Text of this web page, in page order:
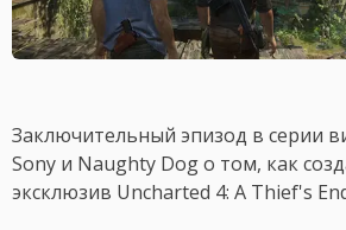
Заключительный эпизод в серии
Sony и Naughty Dog о том, как
эксклюзив Uncharted 4: A Thief's